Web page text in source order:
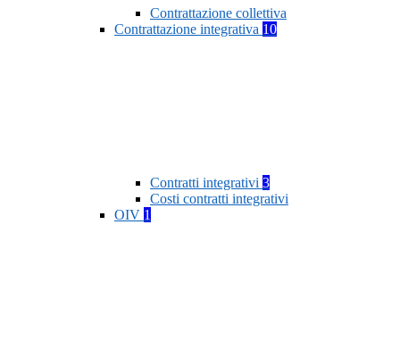
Contrattazione collettiva
Contrattazione integrativa 10
Contratti integrativi 3
Costi contratti integrativi
OIV 1